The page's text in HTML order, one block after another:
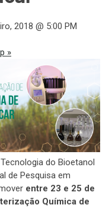
2018 @ 5:00 PM
»
do Bioetanol
de Pesquisa em
entre 23 e 25 de
Química de